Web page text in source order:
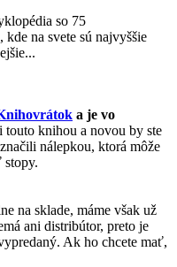
so 75
na svete sú najvyššie
a je vo
touto knihou a novou by ste
nálepkou, ktorá môže
stopy.
na sklade, máme však už
ani distribútor, preto je
Ak ho chcete mať,